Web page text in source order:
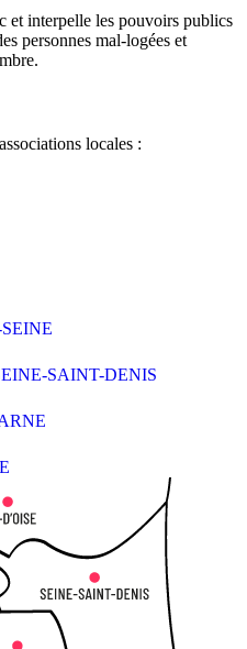
et interpelle les pouvoirs publics
personnes mal-logées et
locales :
SAINT-DENIS